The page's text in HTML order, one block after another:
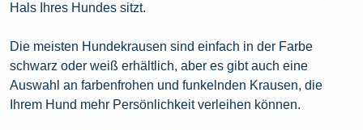
Hals Ihres Hundes sitzt.
Die meisten Hundekrausen sind einfach in der Farbe
schwarz oder weiß erhältlich, aber es gibt auch eine
Auswahl an farbenfrohen und funkelnden Krausen, die
Ihrem Hund mehr Persönlichkeit verleihen können.